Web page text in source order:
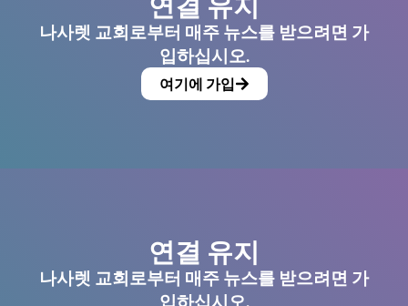
나사렛 교회로부터 매주 뉴스를 받으려면 가
입하십시오.
여기에 가입
연결 유지
나사렛 교회로부터 매주 뉴스를 받으려면 가
입하십시오.